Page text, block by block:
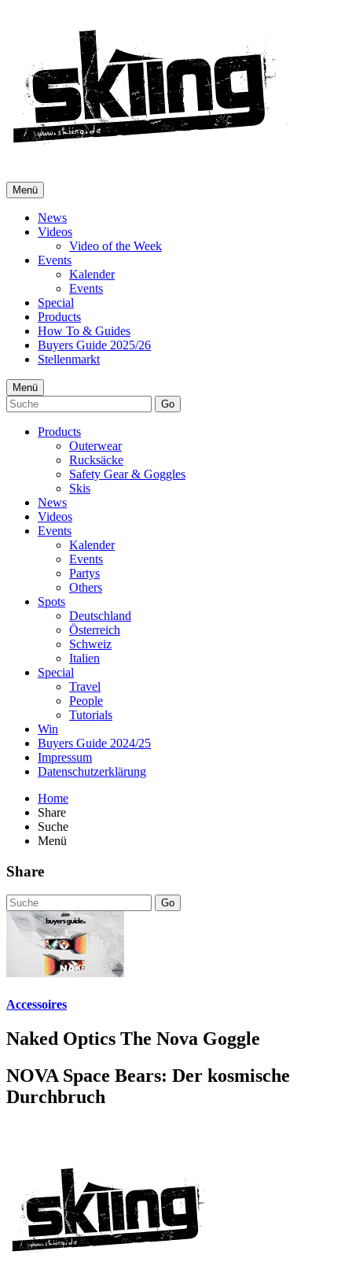
Menü
News
Videos
Video of the Week
Events
Kalender
Events
Special
Products
How To & Guides
Buyers Guide 2025/26
Stellenmarkt
Menü
Go
Products
Outerwear
Rucksäcke
Safety Gear & Goggles
Skis
News
Videos
Events
Kalender
Events
Partys
Others
Spots
Deutschland
Österreich
Schweiz
Italien
Special
Travel
People
Tutorials
Win
Buyers Guide 2024/25
Impressum
Datenschutzerklärung
Home
Share
Suche
Menü
Share
Go
Accessoires
Naked Optics The Nova Goggle
NOVA Space Bears: Der kosmische
Durchbruch